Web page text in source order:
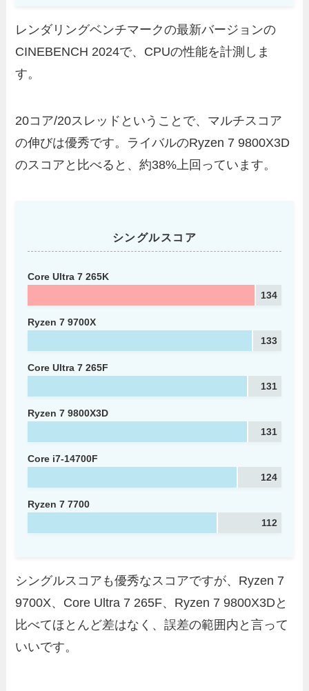
レンダリングベンチマークの最新バージョンの
CINEBENCH 2024で、CPUの性能を計測しま
す。
20コア/20スレッドということで、マルチスコア
の伸びは優秀です。ライバルのRyzen 7 9800X3D
のスコアと比べると、約38%上回っています。
シングルスコア
Core Ultra 7 265K
134
Ryzen 7 9700X
133
Core Ultra 7 265F
131
Ryzen 7 9800X3D
131
Core i7-14700F
124
Ryzen 7 7700
112
シングルスコアも優秀なスコアですが、Ryzen 7
9700X、Core Ultra 7 265F、Ryzen 7 9800X3Dと
比べてほとんど差はなく、誤差の範囲内と言って
いいです。